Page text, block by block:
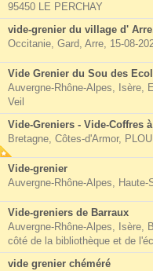
95450 LE PERCHAY
vide-grenier du village d'
Occitanie, Gard, Arre, 15-08-
Vide Grenier du Sou des
Auvergne-Rhône-Alpes, Isère,
Veil
Vide-Greniers - Vide-Coffres
Bretagne, Côtes-d'Armor,
Vide-grenier
Auvergne-Rhône-Alpes,
Vide-greniers de Barraux
Auvergne-Rhône-Alpes, Isère,
côté de la bibliothèque et de
vide grenier chéméré